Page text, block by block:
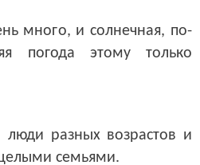
много, и солнечная, по-
погода этому только
разных возрастов и
семьями.